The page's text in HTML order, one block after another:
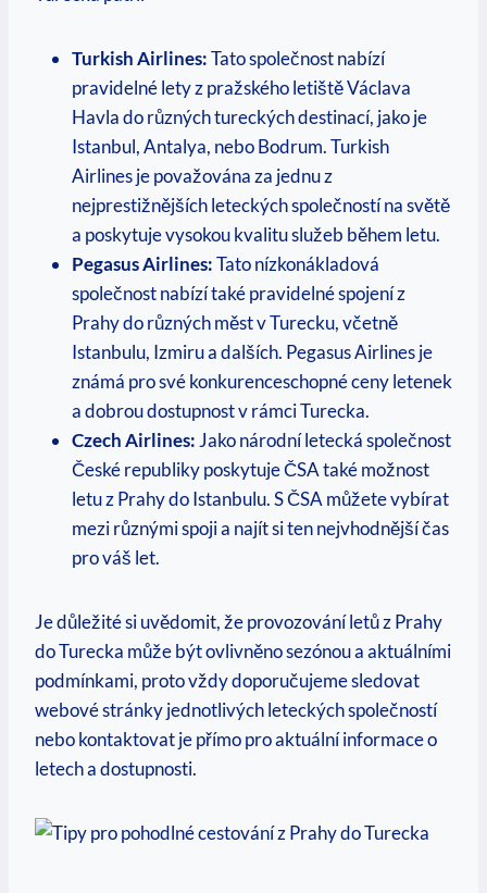
Turkish Airlines:Tato společnost nabízí
pravidelné lety z pražského letiště Václava
Havla do různých tureckých destinací, jako je
Istanbul, Antalya, nebo Bodrum. Turkish
Airlines je považována za jednu z
nejprestižnějších leteckých společností na světě
a poskytuje vysokou kvalitu služeb během letu.
Pegasus Airlines:Tato nízkonákladová
společnost nabízí také pravidelné spojení z
Prahy do různých měst v Turecku, včetně
Istanbulu, Izmiru a dalších. Pegasus Airlines je
známá pro své konkurenceschopné ceny letenek
a dobrou dostupnost v rámci Turecka.
Czech Airlines: Jako národní letecká společnost
České republiky poskytuje ČSA také možnost
letu z Prahy do Istanbulu. S ČSA můžete vybírat
mezi různými spoji a najít si ten nejvhodnější čas
pro váš let.
Je důležité si uvědomit, že provozování letů z Prahy
do Turecka může být ovlivněno sezónou a aktuálními
podmínkami, proto vždy doporučujeme sledovat
webové stránky jednotlivých leteckých společností
nebo kontaktovat je přímo pro aktuální informace o
letech a dostupnosti.